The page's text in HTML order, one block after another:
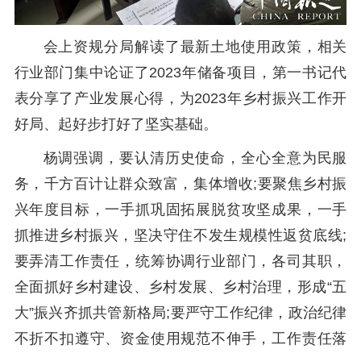
会上资规分局解读了最新土地使用政策，相关
行业部门集中论证了2023年储备项目，第一书记代
表分享了产业发展心得，为2023年乡村振兴工作开
好局、起好步打好了坚实基础。
杨调强调，要认清历史使命，全心全意为民服
务，千方百计让群众致富，集体增收;要聚焦乡村振
兴年度目标，一手抓巩固拓展脱贫攻坚成果，一手
抓推进乡村振兴，坚决守住不发生规模性返贫底线;
要弄清工作责任，统筹协调行业部门，各司其职，
全面抓好乡村建设、乡村发展、乡村治理，形成“五
大”振兴齐抓共管新格局;要严守工作纪律，政治纪律
不折不扣遵守、资金使用规范不伸手，工作责任落